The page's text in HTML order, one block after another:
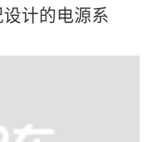
计的电源系